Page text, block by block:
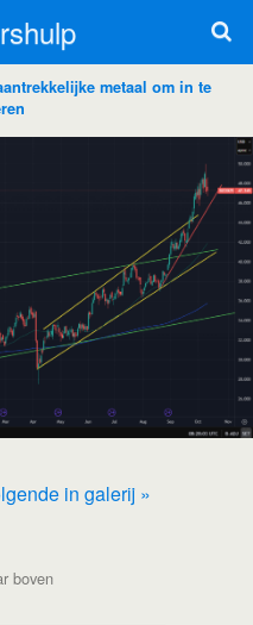
metaal om in te
in galerij »
boven